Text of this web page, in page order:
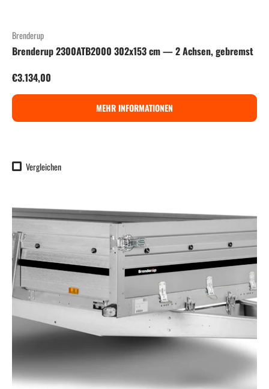
Brenderup
Brenderup 2300ATB2000 302x153 cm — 2 Achsen, gebremst
Normaler Preis
€3.134,00
MEHR INFORMATIONEN
Vergleichen